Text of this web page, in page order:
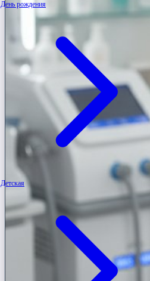
День рождения
Детская